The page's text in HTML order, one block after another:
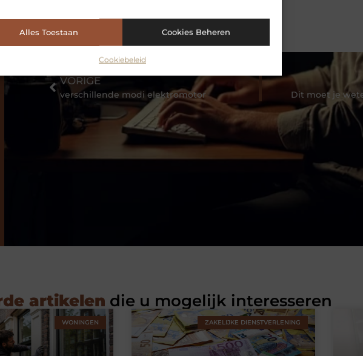
Alles Toestaan Cookies Beheren
Cookiebeleid
VORIGE
verschillende modi elektromotor Dit moet je
artikelen die u mogelijk interesseren
WONINGEN ZAKELIJKE DIENSTVERLENING